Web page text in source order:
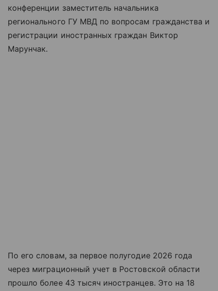
конференции заместитель начальника
регионального ГУ МВД по вопросам гражданства и
регистрации иностранных граждан Виктор
Марунчак.
По его словам, за первое полугодие 2026 года
через миграционный учет в Ростовской области
прошло более 43 тысяч иностранцев. Это на 18